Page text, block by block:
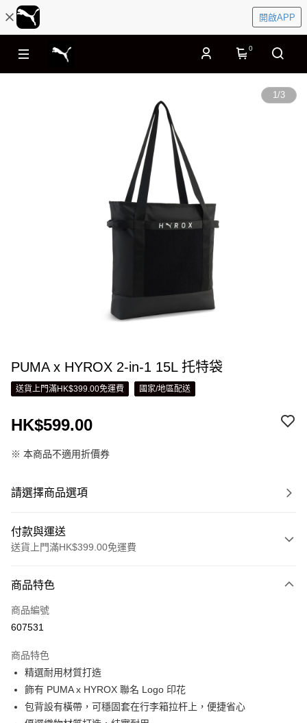
開啟APP
0
1/3
PUMA x HYROX 2-in-1 15L 托特袋
送貨上門滿HK$399.00免運費 國家/地區配送
HK$599.00
※ 本商品不適用折價券
請選擇商品選項
付款與運送
送貨上門滿HK$399.00免運費
信用卡
線上付款
Alipay, PayMe, WeChat Pay, UnionPay, FPS
送貨方式
單筆訂單淨值滿$399可享免運費優惠
每筆HK$30.00，滿HK$399.00或以上免運費
商品特色
商品編號
607531
商品特色
精選耐用材質打造
飾有 PUMA x HYROX 聯名 Logo 印花
包背設有橫帶，可穩固套在行李箱拉杆上，便捷省心